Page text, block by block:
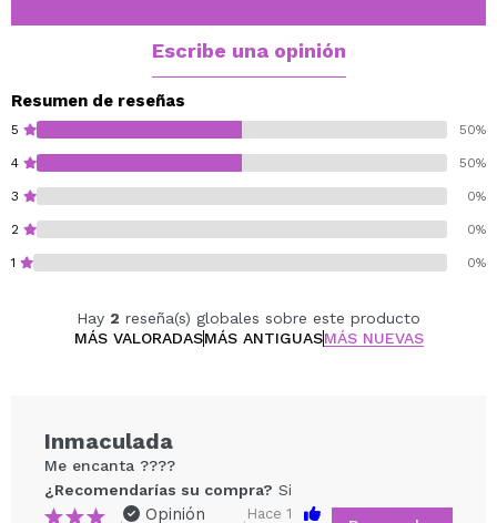
Escribe una opinión
Resumen de reseñas
5 50%
4 50%
3 0%
2 0%
1 0%
Hay 2 reseña(s) globales sobre este producto
MÁS VALORADASMÁS ANTIGUASMÁS NUEVAS
Inmaculada
Me encanta ????
¿Recomendarías su compra? Si
Opinión Hace 1